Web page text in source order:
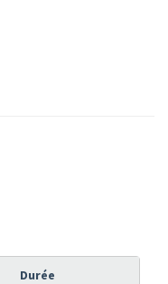
Durée